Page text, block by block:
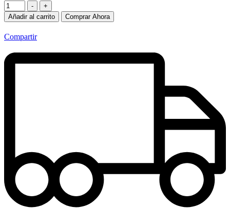
-
+
Añadir al carrito
Comprar Ahora
Compartir